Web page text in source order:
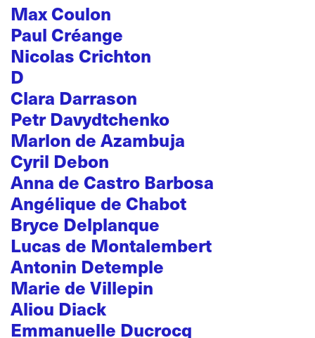
Max Coulon
Paul Créange
Nicolas Crichton
D
Clara Darrason
Petr Davydtchenko
Marlon de Azambuja
Cyril Debon
Anna de Castro Barbosa
Angélique de Chabot
Bryce Delplanque
Lucas de Montalembert
Antonin Detemple
Marie de Villepin
Aliou Diack
Emmanuelle Ducrocq